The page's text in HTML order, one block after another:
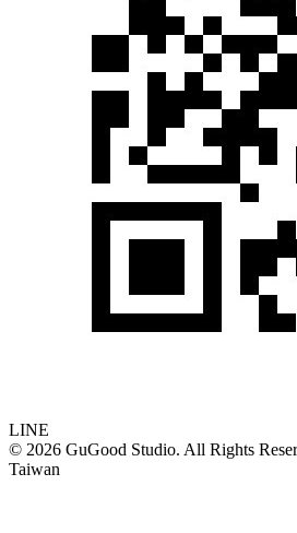
LINE
© 2026 GuGood Studio. All Rights
Taiwan